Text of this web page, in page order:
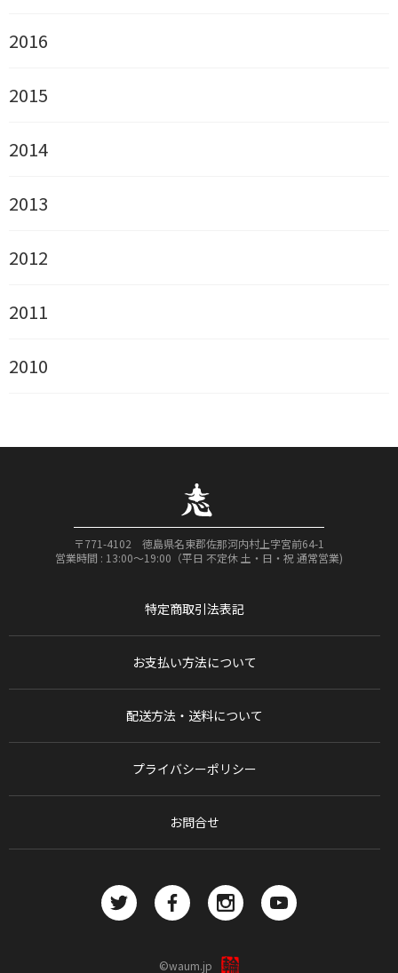
2016
2015
2014
2013
2012
2011
2010
〒771-4102 徳島県名東郡佐那河内村上字宮前64-1
営業時間 : 13:00〜19:00（平日 不定休 土・日・祝 通常営業)
特定商取引法表記
お支払い方法について
配送方法・送料について
プライバシーポリシー
お問合せ
©waum.jp